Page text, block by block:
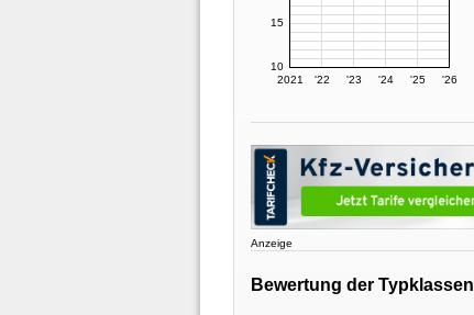
2021 '22 '23 '24 '25 '26
10
15
Anzeige
Bewertung der Typklassen